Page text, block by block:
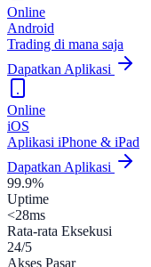
Online
Android
Trading di mana saja
Dapatkan Aplikasi
Online
iOS
Aplikasi iPhone & iPad
Dapatkan Aplikasi
99.9%
Uptime
<28ms
Rata-rata Eksekusi
24/5
Akses Pasar